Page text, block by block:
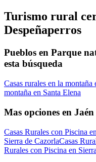
Turismo rural
Despeñaperros
Pueblos en Parque
esta búsqueda
Casas rurales en la
montaña en Santa Elena
Mas opciones en Jaén
Casas Rurales con Piscina
Sierra de CazorlaCasas
Rurales con Piscina en